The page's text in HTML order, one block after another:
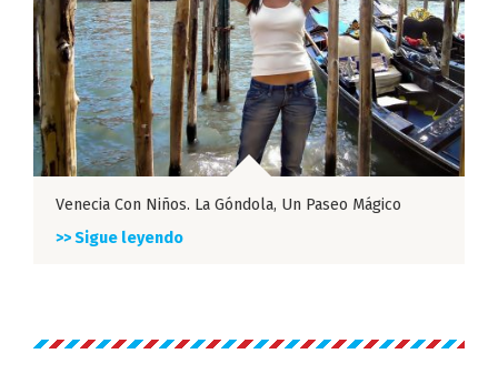
Venecia Con Niños. La Góndola, Un Paseo Mágico
>> Sigue leyendo